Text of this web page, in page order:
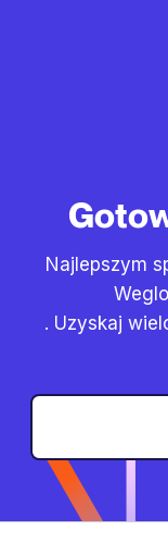
Najlepszym
. Uzyskaj